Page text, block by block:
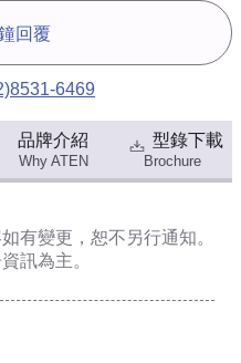
回覆
6469
品牌介紹
Why ATEN
型錄下載
Brochure
如有變更，恕不另行通知。
訊為主。